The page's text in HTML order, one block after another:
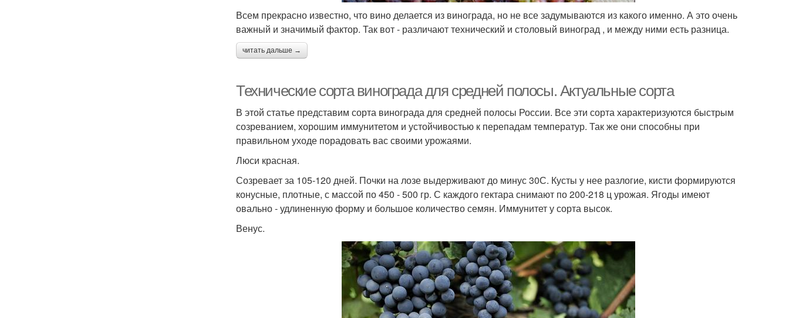
Всем прекрасно известно, что вино делается из винограда, но не все задумываются из какого именно. А это очень
важный и значимый фактор. Так вот - различают технический и столовый виноград , и между ними есть разница.
читать дальше →
Технические сорта винограда для средней полосы. Актуальные сорта
В этой статье представим сорта винограда для средней полосы России. Все эти сорта характеризуются быстрым
созреванием, хорошим иммунитетом и устойчивостью к перепадам температур. Так же они способны при
правильном уходе порадовать вас своими урожаями.
Люси красная.
Созревает за 105-120 дней. Почки на лозе выдерживают до минус 30С. Кусты у нее разлогие, кисти формируются
конусные, плотные, с массой по 450 - 500 гр. С каждого гектара снимают по 200-218 ц урожая. Ягоды имеют
овально - удлиненную форму и большое количество семян. Иммунитет у сорта высок.
Венус.